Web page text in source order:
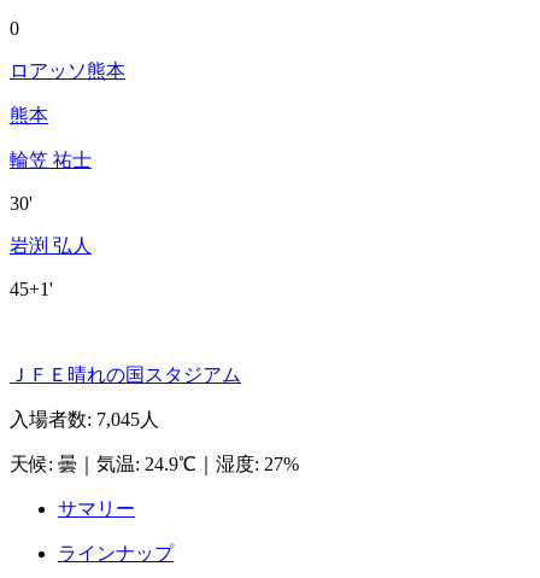
0
ロアッソ熊本
熊本
輪笠 祐士
30'
岩渕 弘人
45+1'
ＪＦＥ晴れの国スタジアム
入場者数: 7,045人
天候: 曇 気温: 24.9℃ 湿度: 27%
サマリー
ラインナップ